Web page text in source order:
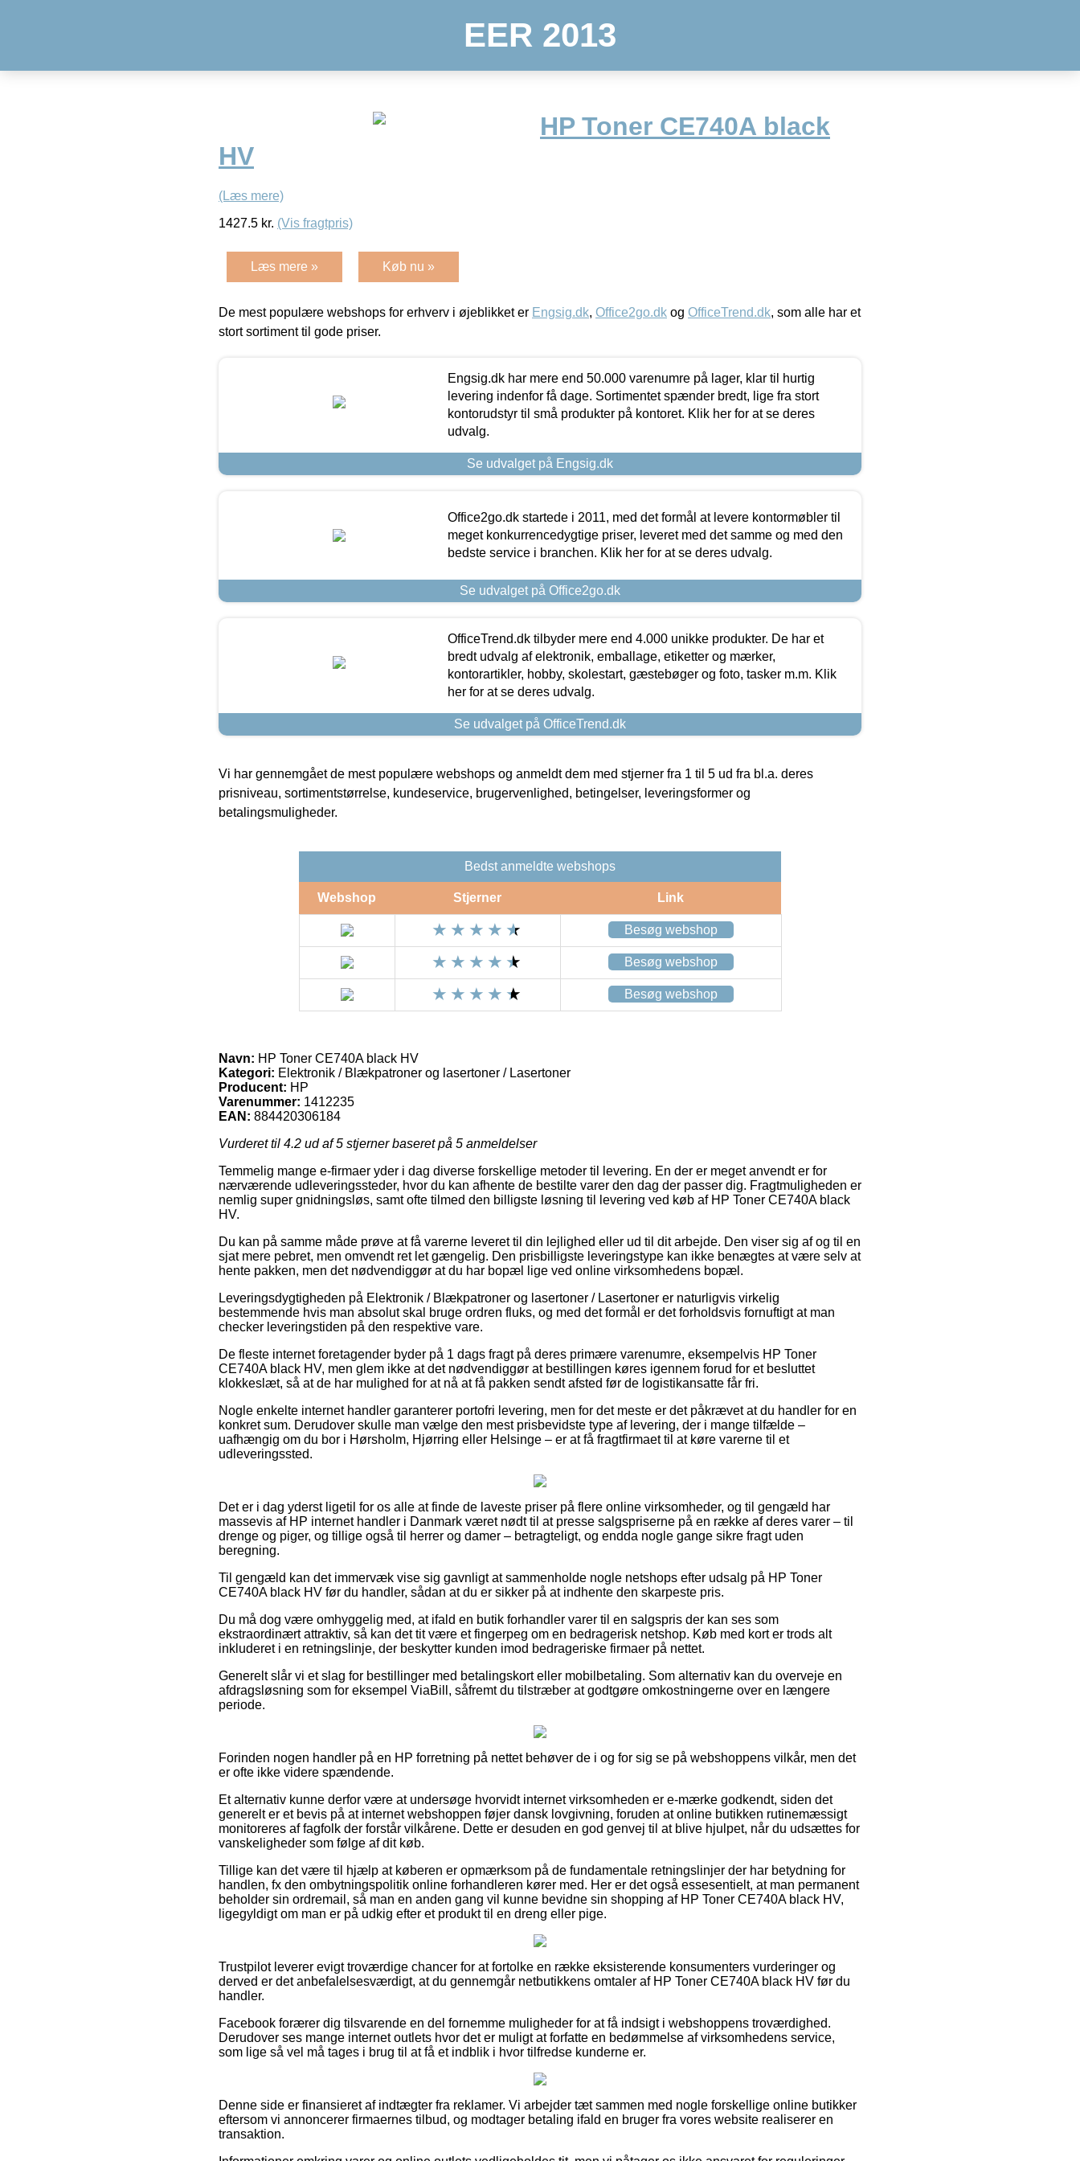
EER 2013
HP Toner CE740A black
HV
(Læs mere)
1427.5 kr. (Vis fragtpris)
Læs mere » Køb nu »
De mest populære webshops for erhverv i øjeblikket er Engsig.dk, Office2go.dk og OfficeTrend.dk, som alle har et
stort sortiment til gode priser.
Engsig.dk har mere end 50.000 varenumre på lager, klar til hurtig
levering indenfor få dage. Sortimentet spænder bredt, lige fra stort
kontorudstyr til små produkter på kontoret. Klik her for at se deres
udvalg.
Se udvalget på Engsig.dk
Office2go.dk startede i 2011, med det formål at levere kontormøbler til
meget konkurrencedygtige priser, leveret med det samme og med den
bedste service i branchen. Klik her for at se deres udvalg.
Se udvalget på Office2go.dk
OfficeTrend.dk tilbyder mere end 4.000 unikke produkter. De har et
bredt udvalg af elektronik, emballage, etiketter og mærker,
kontorartikler, hobby, skolestart, gæstebøger og foto, tasker m.m. Klik
her for at se deres udvalg.
Se udvalget på OfficeTrend.dk
Vi har gennemgået de mest populære webshops og anmeldt dem med stjerner fra 1 til 5 ud fra bl.a. deres
prisniveau, sortimentstørrelse, kundeservice, brugervenlighed, betingelser, leveringsformer og
betalingsmuligheder.
Bedst anmeldte webshops
Webshop Stjerner Link
Besøg webshop
Besøg webshop
Besøg webshop
Navn: HP Toner CE740A black HV
Kategori: Elektronik / Blækpatroner og lasertoner / Lasertoner
Producent: HP
Varenummer: 1412235
EAN: 884420306184
Vurderet til 4.2 ud af 5 stjerner baseret på 5 anmeldelser
Temmelig mange e-firmaer yder i dag diverse forskellige metoder til levering. En der er meget anvendt er for
nærværende udleveringssteder, hvor du kan afhente de bestilte varer den dag der passer dig. Fragtmuligheden er
nemlig super gnidningsløs, samt ofte tilmed den billigste løsning til levering ved køb af HP Toner CE740A black
HV.
Du kan på samme måde prøve at få varerne leveret til din lejlighed eller ud til dit arbejde. Den viser sig af og til en
sjat mere pebret, men omvendt ret let gængelig. Den prisbilligste leveringstype kan ikke benægtes at være selv at
hente pakken, men det nødvendiggør at du har bopæl lige ved online virksomhedens bopæl.
Leveringsdygtigheden på Elektronik / Blækpatroner og lasertoner / Lasertoner er naturligvis virkelig
bestemmende hvis man absolut skal bruge ordren fluks, og med det formål er det forholdsvis fornuftigt at man
checker leveringstiden på den respektive vare.
De fleste internet foretagender byder på 1 dags fragt på deres primære varenumre, eksempelvis HP Toner
CE740A black HV, men glem ikke at det nødvendiggør at bestillingen køres igennem forud for et besluttet
klokkeslæt, så at de har mulighed for at nå at få pakken sendt afsted før de logistikansatte får fri.
Nogle enkelte internet handler garanterer portofri levering, men for det meste er det påkrævet at du handler for en
konkret sum. Derudover skulle man vælge den mest prisbevidste type af levering, der i mange tilfælde –
uafhængig om du bor i Hørsholm, Hjørring eller Helsinge – er at få fragtfirmaet til at køre varerne til et
udleveringssted.
Det er i dag yderst ligetil for os alle at finde de laveste priser på flere online virksomheder, og til gengæld har
massevis af HP internet handler i Danmark været nødt til at presse salgspriserne på en række af deres varer – til
drenge og piger, og tillige også til herrer og damer – betragteligt, og endda nogle gange sikre fragt uden
beregning.
Til gengæld kan det immervæk vise sig gavnligt at sammenholde nogle netshops efter udsalg på HP Toner
CE740A black HV før du handler, sådan at du er sikker på at indhente den skarpeste pris.
Du må dog være omhyggelig med, at ifald en butik forhandler varer til en salgspris der kan ses som
ekstraordinært attraktiv, så kan det tit være et fingerpeg om en bedragerisk netshop. Køb med kort er trods alt
inkluderet i en retningslinje, der beskytter kunden imod bedrageriske firmaer på nettet.
Generelt slår vi et slag for bestillinger med betalingskort eller mobilbetaling. Som alternativ kan du overveje en
afdragsløsning som for eksempel ViaBill, såfremt du tilstræber at godtgøre omkostningerne over en længere
periode.
Forinden nogen handler på en HP forretning på nettet behøver de i og for sig se på webshoppens vilkår, men det
er ofte ikke videre spændende.
Et alternativ kunne derfor være at undersøge hvorvidt internet virksomheden er e-mærke godkendt, siden det
generelt er et bevis på at internet webshoppen føjer dansk lovgivning, foruden at online butikken rutinemæssigt
monitoreres af fagfolk der forstår vilkårene. Dette er desuden en god genvej til at blive hjulpet, når du udsættes for
vanskeligheder som følge af dit køb.
Tillige kan det være til hjælp at køberen er opmærksom på de fundamentale retningslinjer der har betydning for
handlen, fx den ombytningspolitik online forhandleren kører med. Her er det også essesentielt, at man permanent
beholder sin ordremail, så man en anden gang vil kunne bevidne sin shopping af HP Toner CE740A black HV,
ligegyldigt om man er på udkig efter et produkt til en dreng eller pige.
Trustpilot leverer evigt troværdige chancer for at fortolke en række eksisterende konsumenters vurderinger og
derved er det anbefalelsesværdigt, at du gennemgår netbutikkens omtaler af HP Toner CE740A black HV før du
handler.
Facebook forærer dig tilsvarende en del fornemme muligheder for at få indsigt i webshoppens troværdighed.
Derudover ses mange internet outlets hvor det er muligt at forfatte en bedømmelse af virksomhedens service,
som lige så vel må tages i brug til at få et indblik i hvor tilfredse kunderne er.
Denne side er finansieret af indtægter fra reklamer. Vi arbejder tæt sammen med nogle forskellige online butikker
eftersom vi annoncerer firmaernes tilbud, og modtager betaling ifald en bruger fra vores website realiserer en
transaktion.